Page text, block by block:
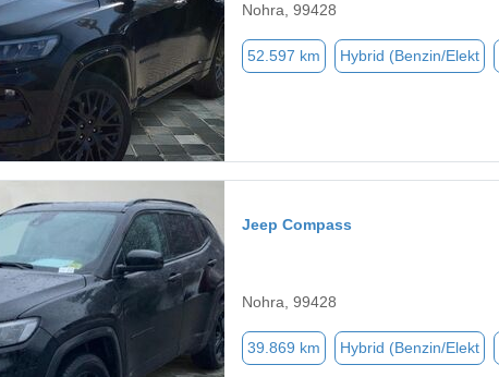
Nohra, 99428
52.597 km Hybrid (Benzin/Elekt
Jeep Compass
Nohra, 99428
39.869 km Hybrid (Benzin/Elekt